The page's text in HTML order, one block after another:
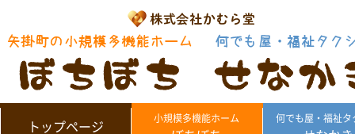
トップページ 小規模多機能ホーム 何でも屋・福祉タ